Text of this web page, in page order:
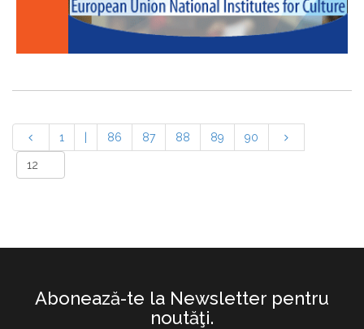
1 86 87 88 89 90
Abonează-te la Newsletter pentru
noutăţi.